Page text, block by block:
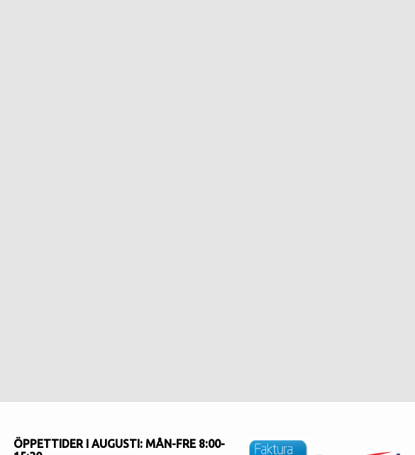
ÖPPETTIDER I AUGUSTI: MÅN-FRE 8:00-